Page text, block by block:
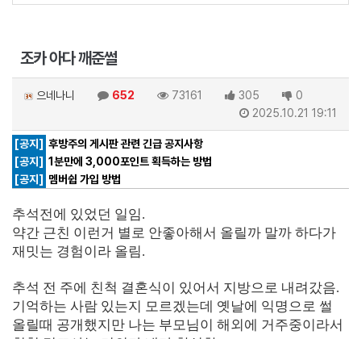
조카 아다 깨준썰
으네나니 652 73161 305
0
2025.10.21 19:11
[공지] 후방주의 게시판 관련 긴급 공지사항
[공지] 1분만에 3,000포인트 획득하는 방법
[공지]
멤버쉽 가입 방법
추석전에 있었던 일임.
약간 근친 이런거 별로 안좋아해서 올릴까 말까 하다가
재밋는 경험이라 올림.
추석 전 주에 친척 결혼식이 있어서 지방으로 내려갔음.
기억하는 사람 있는지 모르겠는데 옛날에 익명으로 썰
올릴때 공개했지만 나는 부모님이 해외에 거주중이라서